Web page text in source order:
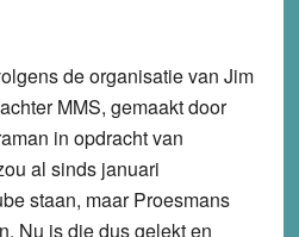
de organisatie van Jim
MMS, gemaakt door
in opdracht van
al sinds januari
staan, maar Proesmans
Nu is die dus gelekt en